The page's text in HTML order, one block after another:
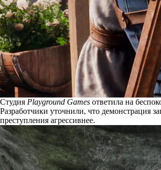
Студия Playground Games ответила на
Разработчики уточнили, что демонстрация
преступления агрессивнее.